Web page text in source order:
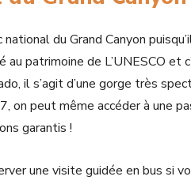
du Grand Canyon
patrimoine de L’UNESCO
il s’agit d’une gorge très
on peut même accéder à une
garantis !
une visite guidée en bus si